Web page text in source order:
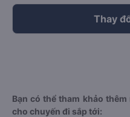
Thay
Bạn có thể tham khảo
cho chuyến đi sắp tới: